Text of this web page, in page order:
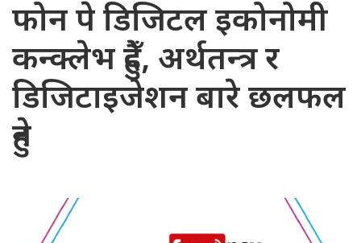
फोन पे डिजिटल इकोनोमी
कन्क्लेभ हुँदै, अर्थतन्त्र र
डिजिटाइजेशन बारे छलफल
हुने